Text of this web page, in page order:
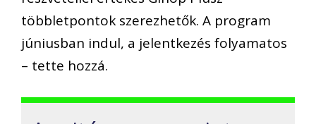
többletpontok szerezhetők. A program
júniusban indul, a jelentkezés folyamatos
– tette hozzá.